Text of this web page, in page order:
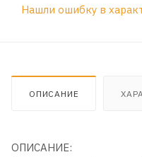
Нашли ошибку в
ОПИСАНИЕ
ОПИСАНИЕ: